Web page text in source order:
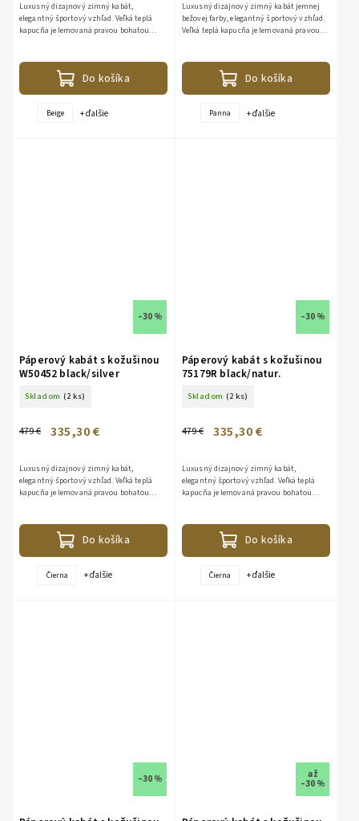
Do košíka
Luxusný dizajnový zimný kabát,
elegantný športový vzhľad. Veľká teplá
kapucňa je lemovaná pravou bohatou
Beige + ďalšie
Do košíka
Luxusný dizajnový zimný kabát jemnej
bežovej farby, elegantný športový vzhľad.
Veľká teplá kapucňa je lemovaná pravou
Panna + ďalšie
–30 %
Páperový kabát s kožušinou
W50452 black/silver
Skladom (2 ks)
479 € 335,30 €
Do košíka
Luxusný dizajnový zimný kabát,
elegantný športový vzhľad. Veľká teplá
kapucňa je lemovaná pravou bohatou
Čierna + ďalšie
–30 %
Páperový kabát s kožušinou
75179R black/natur.
Skladom (2 ks)
479 € 335,30 €
Do košíka
Luxusný dizajnový zimný kabát,
elegantný športový vzhľad. Veľká teplá
kapucňa je lemovaná pravou bohatou
Čierna + ďalšie
–30 % až
–30 %